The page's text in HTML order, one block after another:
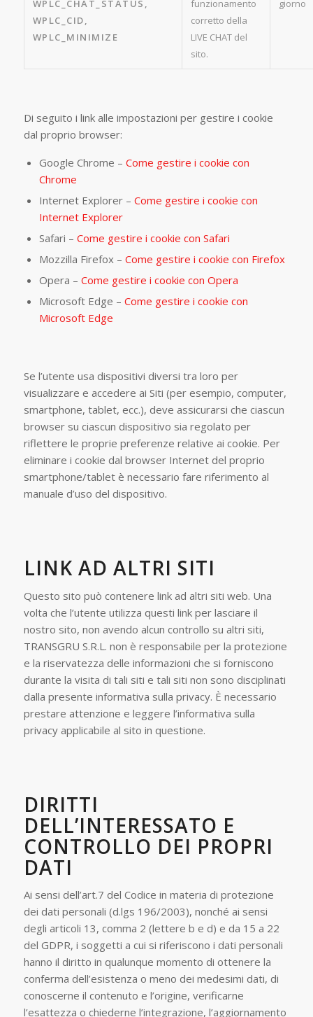
WPLC_CHAT_STATUS,
WPLC_CID,
WPLC_MINIMIZE
funzionamento
corretto della
LIVE CHAT del
sito.
giorno
Di seguito i link alle impostazioni per gestire i cookie
dal proprio browser:
Google Chrome – Come gestire i cookie con
Chrome
Internet Explorer – Come gestire i cookie con
Internet Explorer
Safari – Come gestire i cookie con Safari
Mozzilla Firefox – Come gestire i cookie con Firefox
Opera – Come gestire i cookie con Opera
Microsoft Edge – Come gestire i cookie con
Microsoft Edge
Se l’utente usa dispositivi diversi tra loro per
visualizzare e accedere ai Siti (per esempio, computer,
smartphone, tablet, ecc.), deve assicurarsi che ciascun
browser su ciascun dispositivo sia regolato per
riflettere le proprie preferenze relative ai cookie. Per
eliminare i cookie dal browser Internet del proprio
smartphone/tablet è necessario fare riferimento al
manuale d’uso del dispositivo.
LINK AD ALTRI SITI
Questo sito può contenere link ad altri siti web. Una
volta che l’utente utilizza questi link per lasciare il
nostro sito, non avendo alcun controllo su altri siti,
TRANSGRU S.R.L. non è responsabile per la protezione
e la riservatezza delle informazioni che si forniscono
durante la visita di tali siti e tali siti non sono disciplinati
dalla presente informativa sulla privacy. È necessario
prestare attenzione e leggere l’informativa sulla
privacy applicabile al sito in questione.
DIRITTI
DELL’INTERESSATO E
CONTROLLO DEI PROPRI
DATI
Ai sensi dell’art.7 del Codice in materia di protezione
dei dati personali (d.lgs 196/2003), nonché ai sensi
degli articoli 13, comma 2 (lettere b e d) e da 15 a 22
del GDPR, i soggetti a cui si riferiscono i dati personali
hanno il diritto in qualunque momento di ottenere la
conferma dell’esistenza o meno dei medesimi dati, di
conoscerne il contenuto e l’origine, verificarne
l’esattezza o chiederne l’integrazione, l’aggiornamento